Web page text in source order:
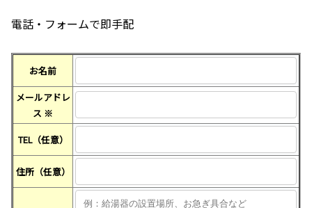
電話・フォームで即手配
お名前
メールアドレ
ス ※
TEL（任意）
住所（任意）